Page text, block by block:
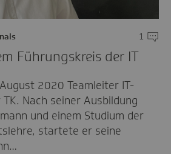
1
Führungskreis der IT
2020 Teamleiter IT-
Nach seiner Ausbildung
und einem Studium der
startete er seine